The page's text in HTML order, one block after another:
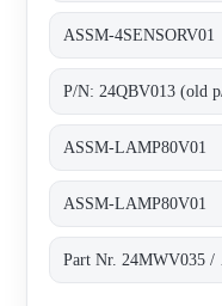
ASSM-4SENSORV01
ASSM-LAMP80V01
ASSM-LAMP80V01